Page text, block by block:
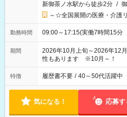
新御茶ノ水駅から徒歩2分 /
～☆全国展開の医療・介護
勤務時間 09:00～17:15(実働7時間15
期間
2026年10月上旬～2026年
性もあります ※10月～！
特徴 履歴書不要 / 40～50代活躍中
気になる！ 応募す